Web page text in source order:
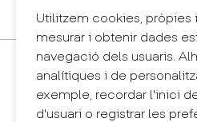
Utilitzem cookies, pròpies
mesurar i obtenir dades
navegació dels usuaris.
analítiques i de
exemple, recordar l'inici
d'usuari o registrar les
Sintema intern d'informació
Contacte
+34 932 030 923
info@eina.cat